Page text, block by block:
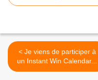
< Je viens de participer à
un Instant Win Calendar...